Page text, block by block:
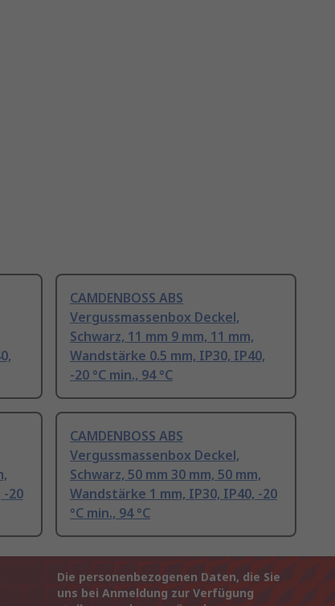
CAMDENBOSS ABS
Vergussmassenbox Deckel,
Schwarz, 11 mm 9 mm, 11 mm,
Wandstärke 0.5 mm, IP30, IP40,
-20 °C min., 94 °C
-20
CAMDENBOSS ABS
Vergussmassenbox Deckel,
Schwarz, 50 mm 30 mm, 50 mm,
Wandstärke 1 mm, IP30, IP40, -20
°C min., 94 °C
Die personenbezogenen Daten, die Sie
uns bei Anmeldung zur Verfügung